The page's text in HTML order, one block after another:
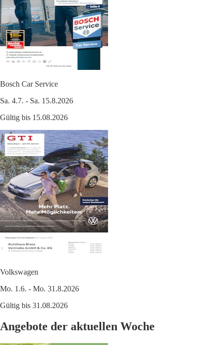
Bosch Car Service
Sa. 4.7. - Sa. 15.8.2026
Gültig bis 15.08.2026
Volkswagen
Mo. 1.6. - Mo. 31.8.2026
Gültig bis 31.08.2026
Angebote der aktuellen Woche